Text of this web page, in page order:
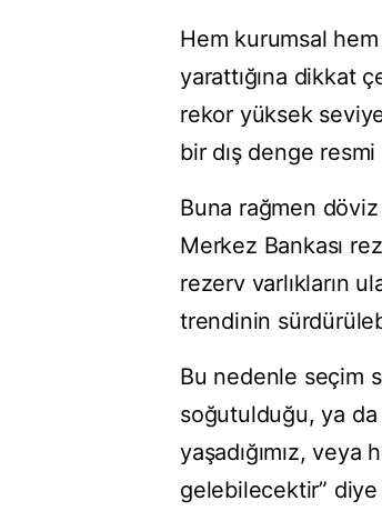
Hem kurumsal
yarattığına dikkat
rekor yüksek
bir dış denge resmi
Buna rağmen döviz
Merkez Bankası
rezerv varlıkların
trendinin
Bu nedenle seçim
soğutulduğu, ya
yaşadığımız,
gelebilecektir”